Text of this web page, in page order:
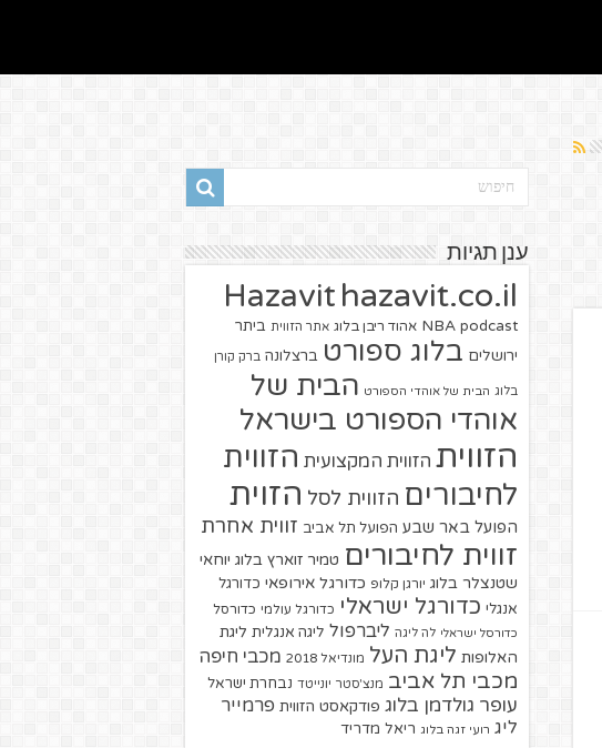
ענן תגיות
Hazavit hazavit.co.il
NBA podcast אהוד ריבן בלוג אתר הזווית ביתר
ירושלים בלוג ספורט ברצלונה ברק קורן
בלוג הבית של אוהדי הספורט הבית של
אוהדי הספורט בישראל
הזווית הזווית המקצועית הזווית
לחיבורים הזווית לסל הזוית
הפועל באר שבע הפועל תל אביב זווית אחרת
זווית לחיבורים טמיר זוארץ בלוג יוחאי
שטנצלר בלוג יורגן קלופ כדורגל אירופאי כדורגל
אנגלי כדורגל ישראלי כדורגל עולמי כדורסל
כדורסל ישראלי לה ליגה ליברפול ליגה אנגלית ליגת
האלופות ליגת העל מונדיאל 2018 מכבי חיפה
מכבי תל אביב מנצ'סטר יונייטד נבחרת ישראל
עופר גולדמן בלוג פודקאסט הזווית פרמייר
ליג רועי זגה בלוג ריאל מדריד